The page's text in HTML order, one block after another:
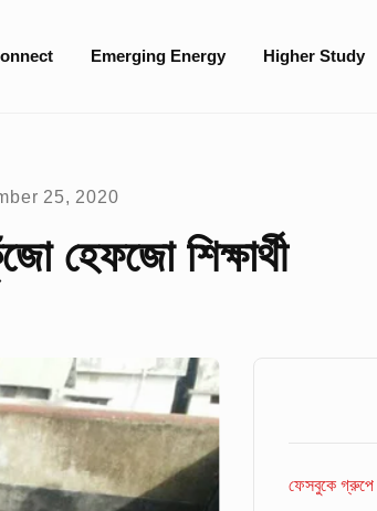
Emerging Energy Higher Study
25, 2020
হেফজো শিক্ষার্থী
ফেসবুকে গ্রুপে